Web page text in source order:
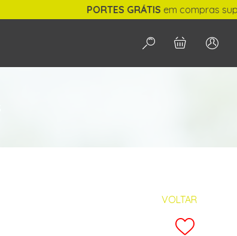
PORTES GRÁTISem compras superiores a
VOLTAR